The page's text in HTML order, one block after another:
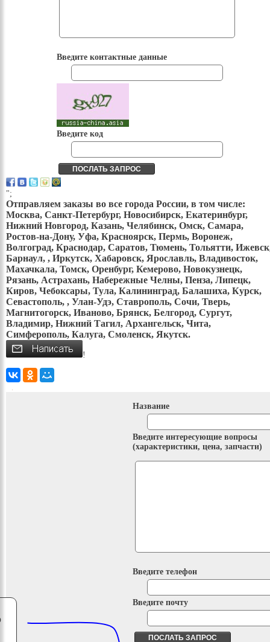
Введите контактные данные
Введите код
";
Отправляем заказы во все города России, в том числе:
Москва, Санкт-Петербург, Новосибирск, Екатеринбург,
Нижний Новгород, Казань, Челябинск, Омск, Самара,
Ростов-на-Дону, Уфа, Красноярск, Пермь, Воронеж,
Волгоград, Краснодар, Саратов, Тюмень, Тольятти,
Барнаул, , Иркутск, Хабаровск, Ярославль, Владивосток,
Махачкала, Томск, Оренбург, Кемерово, Новокузнецк,
Рязань, Астрахань, Набережные Челны, Пенза, Липецк,
Киров, Чебоксары, Тула, Калининград, Балашиха, Курск,
Севастополь, , Улан-Удэ, Ставрополь, Сочи, Тверь,
Магнитогорск, Иваново, Брянск, Белгород, Сургут,
Владимир, Нижний Тагил, Архангельск, Чита,
Симферополь, Калуга, Смоленск, Якутск.
!
Название
Введите интересующие вопросы
(характеристики, цена, запчасти)
Введите телефон
Введите почту